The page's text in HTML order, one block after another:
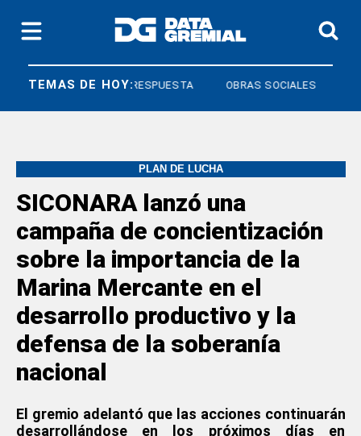
TEMAS DE HOY:
DERECHO A RESPUESTA OBRAS SOCIALES
PLAN DE LUCHA
SICONARA lanzó una
campaña de concientización
sobre la importancia de la
Marina Mercante en el
desarrollo productivo y la
defensa de la soberanía
nacional
El gremio adelantó que las acciones continuarán
desarrollándose en los próximos días en